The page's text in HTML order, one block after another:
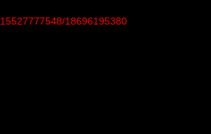
15527777548/18696195380